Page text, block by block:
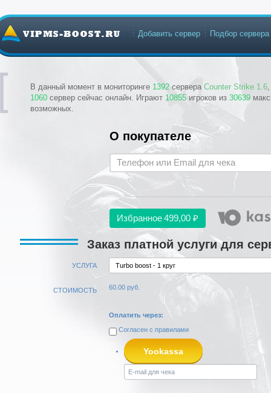
В данный момент в мониторинге 1392 сервера Counter Strike 1.6
1060 сервер сейчас онлайн. Играют 10855 игроков из 30639
возможных.
Добавить сервер Подбор сервера
О покупателе
Избранное499,00 ₽
Заказ платной услуги для
УСЛУГА
СТОИМОСТЬ 60.00 руб.
Оплатить через:
Согласен с правилами
Yookassa